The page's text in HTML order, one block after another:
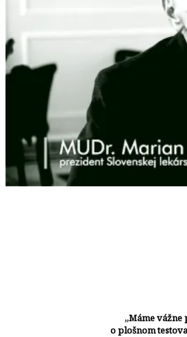
„Máme
o plošnom